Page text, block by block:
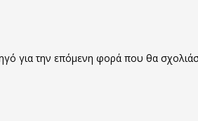
για την επόμενη φορά που θα